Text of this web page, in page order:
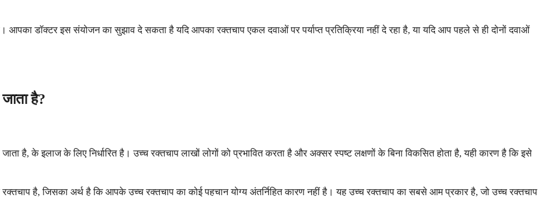
डॉक्टर इस संयोजन का सुझाव दे सकता है यदि आपका रक्तचाप एकल दवाओं पर पर्याप्त प्रतिक्रिया नहीं दे रहा है, या यदि आप पहले से ही दोनों दवाओं
है?
है, के इलाज के लिए निर्धारित है। उच्च रक्तचाप लाखों लोगों को प्रभावित करता है और अक्सर स्पष्ट लक्षणों के बिना विकसित होता है, यही कारण है कि इसे
है, जिसका अर्थ है कि आपके उच्च रक्तचाप का कोई पहचान योग्य अंतर्निहित कारण नहीं है। यह उच्च रक्तचाप का सबसे आम प्रकार है, जो उच्च रक्तचाप